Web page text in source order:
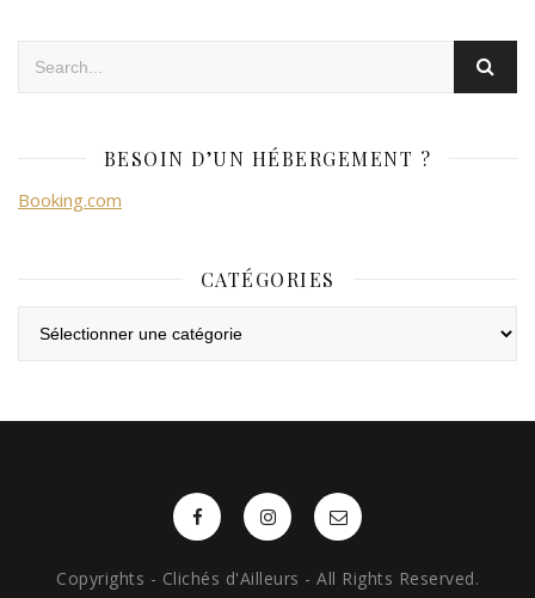
BESOIN D’UN HÉBERGEMENT ?
Booking.com
CATÉGORIES
Copyrights - Clichés d'Ailleurs - All Rights Reserved.